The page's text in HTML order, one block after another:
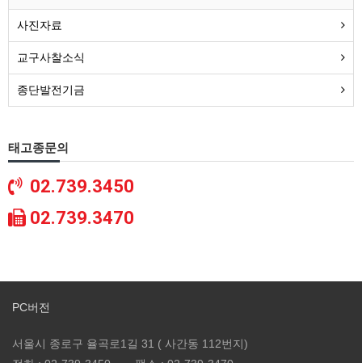
사진자료
교구사찰소식
종단발전기금
태고종문의
02.739.3450
02.739.3470
PC버전
서울시 종로구 율곡로1길 31 ( 사간동 112번지)